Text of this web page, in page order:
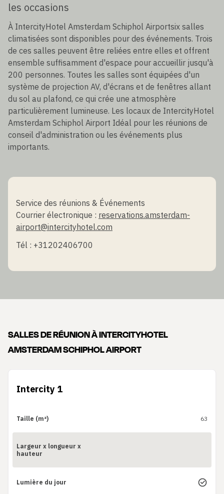
les occasions
À IntercityHotel Amsterdam Schiphol Airportsix salles
climatisées sont disponibles pour des événements. Trois
de ces salles peuvent être reliées entre elles et offrent
ensemble suffisamment d'espace pour accueillir jusqu'à
200 personnes. Toutes les salles sont équipées d'un
système de projection AV, d'écrans et de fenêtres allant
du sol au plafond, ce qui crée une atmosphère
particulièrement lumineuse. Les locaux de IntercityHotel
Amsterdam Schiphol Airport Idéal pour les réunions de
conseil d'administration ou les événements plus
importants.
Service des réunions & Événements
Courrier électronique : reservations.amsterdam-
airport@intercityhotel.com
Tél : +31202406700
SALLES DE RÉUNION À INTERCITYHOTEL
AMSTERDAM SCHIPHOL AIRPORT
Intercity 1
Taille (m²) 63
Largeur x longueur x
hauteur
Lumière du jour